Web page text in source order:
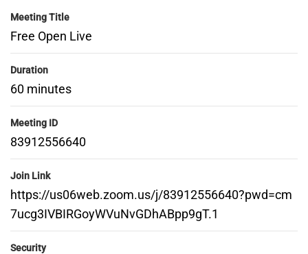
Análises, Notícias E
¥5,500
2026-Fevereiro
2026-Janeiro 24
2025-Novembro
2025-Outubro 7
2025-Setembro 40
Meeting Title
Free Open Live
Duration
60 minutes
Meeting ID
83912556640
Join Link
https://us06web.zoom.us/j/83912556640?pwd=cm
7ucg3IVBIRGoyWVuNvGDhABpp9gT.1
Security